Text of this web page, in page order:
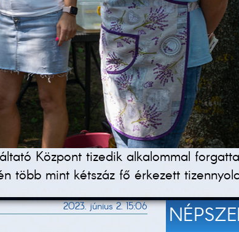
Központ tizedik alkalommal
több mint kétszáz fő érkezett
2023. június 2. 15:06